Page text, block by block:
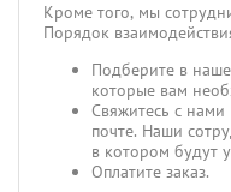
Кроме того, мы
Порядок
Подберите в
которые вам
Свяжитесь с
почте. Наши
в котором будут
Оплатите заказ.